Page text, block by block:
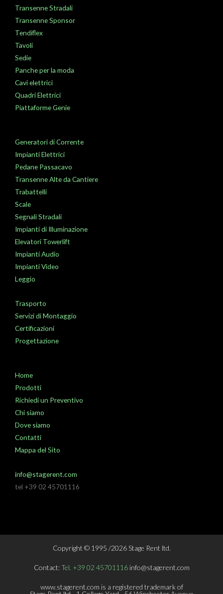
Transenne Stradali
Transenne Sponsor
Tendiflex
Tavoli
Sedie
Panche per la moda
Cavi elettrici
Quadri Elettrici
Piattaforme Genie
Generatori di Corrente
Impianti Elettrici
Pedane Passacavo
Transenne Alte da Cantiere
Trabattelli
Scale
Segnali Stradali
Impianti di Illuminazione
Elevatori Towerlift
Impianti Audio
Impianti Video
Leggio
Trasporto
Servizi di Montaggio
Certificazioni
Progettazione
Home
Prodotti
Richiedi un Preventivo
Chi siamo
Dove siamo
Contatti
Mappa del Sito
info@stagerent.com
tel +39 02 45701116
Copyright © 1995 /2026 Stage Rent ltd.
Contact:Tel. +39 02 45701116 info@stagerent.com
www.stagerent.com is a registered trademark of